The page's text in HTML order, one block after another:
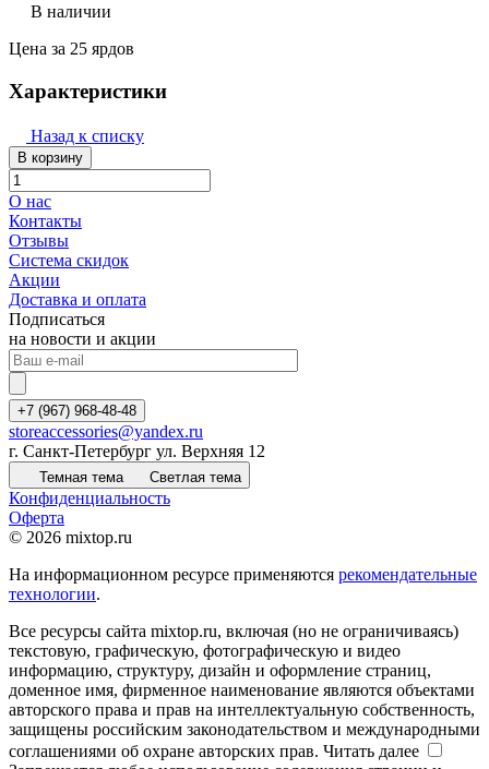
В наличии
Цена за 25 ярдов
Характеристики
Назад к списку
В корзину
О нас
Контакты
Отзывы
Система скидок
Акции
Доставка и оплата
Подписаться
на новости и акции
+7 (967) 968-48-48
storeaccessories@yandex.ru
г. Санкт-Петербург ул. Верхняя 12
Темная тема Светлая тема
Конфиденциальность
Оферта
© 2026 mixtop.ru
На информационном ресурсе применяются рекомендательные
технологии.
Все ресурсы сайта mixtop.ru, включая (но не ограничиваясь)
текстовую, графическую, фотографическую и видео
информацию, структуру, дизайн и оформление страниц,
доменное имя, фирменное наименование являются объектами
авторского права и прав на интеллектуальную собственность,
защищены российским законодательством и международными
соглашениями об охране авторских прав. Читать далее